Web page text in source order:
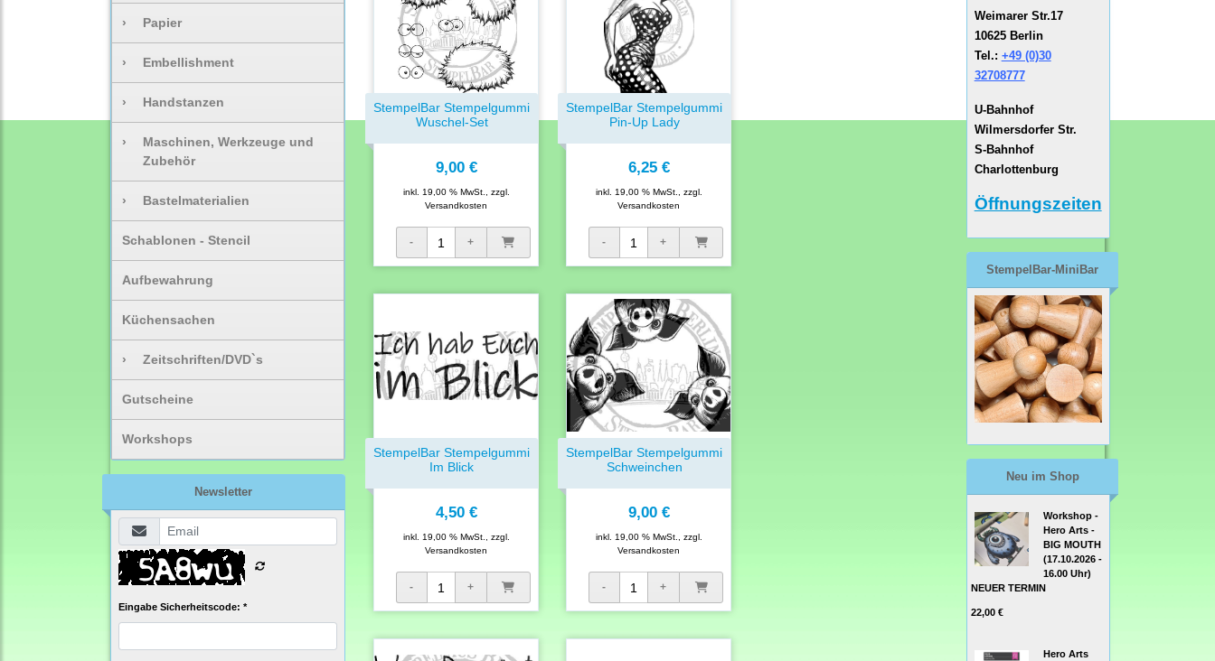
› Papier
› Embellishment
› Handstanzen
›
Maschinen, Werkzeuge und
Zubehör
› Bastelmaterialien
Schablonen - Stencil
Aufbewahrung
Küchensachen
› Zeitschriften/DVD`s
Gutscheine
Workshops
Newsletter
Eingabe Sicherheitscode: *
StempelBar Stempelgummi
Wuschel-Set
9,00 €
inkl. 19,00 % MwSt., zzgl.
Versandkosten
StempelBar Stempelgummi
Pin-Up Lady
6,25 €
inkl. 19,00 % MwSt., zzgl.
Versandkosten
StempelBar Stempelgummi
Im Blick
4,50 €
inkl. 19,00 % MwSt., zzgl.
Versandkosten
StempelBar Stempelgummi
Schweinchen
9,00 €
inkl. 19,00 % MwSt., zzgl.
Versandkosten
Weimarer Str.17
10625 Berlin
Tel.: +49 (0)30
32708777
U-Bahnhof
Wilmersdorfer Str.
S-Bahnhof
Charlottenburg
Öffnungszeiten
StempelBar-MiniBar
Neu im Shop
Workshop -
Hero Arts -
BIG MOUTH
(17.10.2026 -
16.00 Uhr)
NEUER TERMIN
22,00 €
Hero Arts